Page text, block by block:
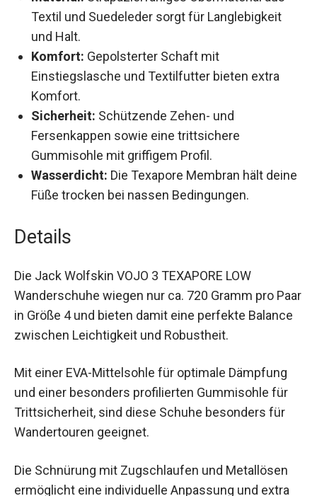
Textil und Suedeleder sorgt für Langlebigkeit
und Halt.
Komfort:
Einstiegslasche und Textilfutter bieten extra
Komfort.
Sicherheit:
Fersenkappen sowie eine trittsichere
Gummisohle mit griffigem Profil.
Wasserdicht:Die Texapore Membran hält
deine Füße trocken bei nassen Bedingungen.
Details
Wanderschuhe wiegen nur ca. 720 Gramm pro
Paar in Größe 4 und bieten damit eine perfekte
Balance zwischen Leichtigkeit und Robustheit.
und einer besonders profilierten Gummisohle für
Trittsicherheit, sind diese Schuhe besonders für
Wandertouren geeignet.
ermöglicht eine individuelle Anpassung und extra